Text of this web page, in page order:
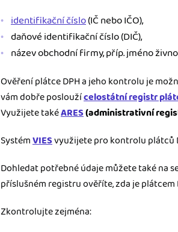
identifikační číslo(IČ nebo IČO),
daňové identifikační číslo (DIČ),
název obchodní firmy, příp. jméno
Ověření plátce DPH a jeho kontrolu je
vám dobře posloužícelostátní registr
Využijete takéARES(administrativní
SystémVIESvyužijete pro kontrolu plátců
Dohledat potřebné údaje můžete také na
příslušném registru ověříte, zda je plátcem
Zkontrolujte zejména: